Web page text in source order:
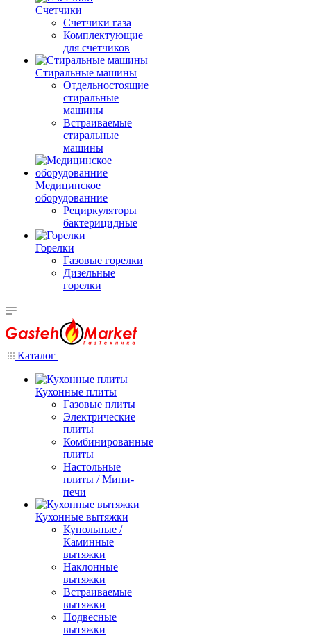
Счетчики
Счетчики газа
Комплектующие
для счетчиков
Стиральные машины
Отдельностоящие
стиральные
машины
Встраиваемые
стиральные
машины
Медицинское
оборудованние
Рециркуляторы
бактерицидные
Горелки
Газовые горелки
Дизельные
горелки
Каталог
Кухонные плиты
Газовые плиты
Электрические
плиты
Комбинированные
плиты
Настольные
плиты / Мини-
печи
Кухонные вытяжки
Купольные /
Каминные
вытяжки
Наклонные
вытяжки
Встраиваемые
вытяжки
Подвесные
вытяжки